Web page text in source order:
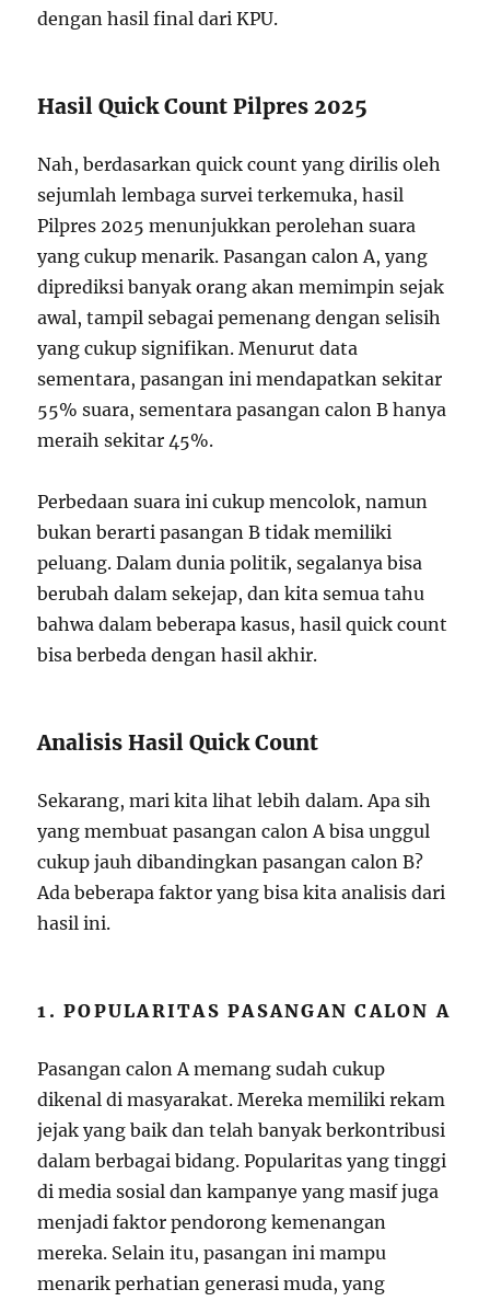
dengan hasil final dari KPU.
Hasil Quick Count Pilpres 2025
Nah, berdasarkan quick count yang dirilis oleh
sejumlah lembaga survei terkemuka, hasil
Pilpres 2025 menunjukkan perolehan suara
yang cukup menarik. Pasangan calon A, yang
diprediksi banyak orang akan memimpin sejak
awal, tampil sebagai pemenang dengan selisih
yang cukup signifikan. Menurut data
sementara, pasangan ini mendapatkan sekitar
55% suara, sementara pasangan calon B hanya
meraih sekitar 45%.
Perbedaan suara ini cukup mencolok, namun
bukan berarti pasangan B tidak memiliki
peluang. Dalam dunia politik, segalanya bisa
berubah dalam sekejap, dan kita semua tahu
bahwa dalam beberapa kasus, hasil quick count
bisa berbeda dengan hasil akhir.
Analisis Hasil Quick Count
Sekarang, mari kita lihat lebih dalam. Apa sih
yang membuat pasangan calon A bisa unggul
cukup jauh dibandingkan pasangan calon B?
Ada beberapa faktor yang bisa kita analisis dari
hasil ini.
1. POPULARITAS PASANGAN CALON A
Pasangan calon A memang sudah cukup
dikenal di masyarakat. Mereka memiliki rekam
jejak yang baik dan telah banyak berkontribusi
dalam berbagai bidang. Popularitas yang tinggi
di media sosial dan kampanye yang masif juga
menjadi faktor pendorong kemenangan
mereka. Selain itu, pasangan ini mampu
menarik perhatian generasi muda, yang